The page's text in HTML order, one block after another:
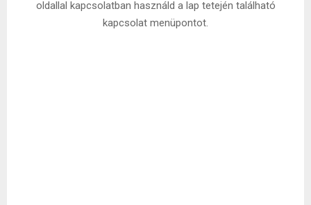
oldallal kapcsolatban használd a lap tetején található
kapcsolat menüpontot.